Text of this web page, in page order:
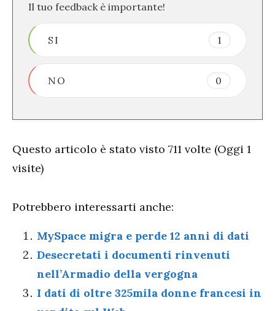
Il tuo feedback è importante!
SI 1
NO 0
Questo articolo è stato visto 711 volte (Oggi 1
visite)
Potrebbero interessarti anche:
MySpace migra e perde 12 anni di dati
Desecretati i documenti rinvenuti
nell’Armadio della vergogna
I dati di oltre 325mila donne francesi in